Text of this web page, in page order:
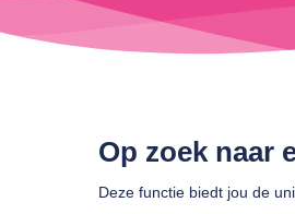
Op zoek naar
Deze functie biedt jou de